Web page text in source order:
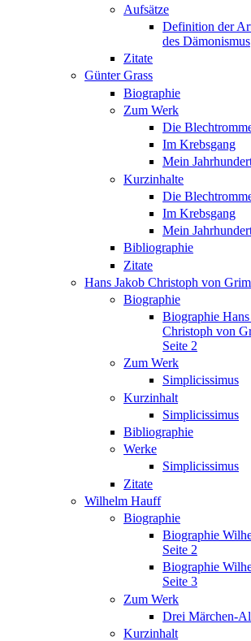
Aufsätze
Definition der
des Dämonismus
Zitate
Günter Grass
Biographie
Zum Werk
Die
Im Krebsgang
Mein
Kurzinhalte
Die
Im Krebsgang
Mein
Bibliographie
Zitate
Hans Jakob Christoph von
Biographie
Biographie
Christoph von
Seite 2
Zum Werk
Simplicissimus
Kurzinhalt
Simplicissimus
Bibliographie
Werke
Simplicissimus
Zitate
Wilhelm Hauff
Biographie
Biographie
Seite 2
Biographie
Seite 3
Zum Werk
Drei Märchen-
Kurzinhalt